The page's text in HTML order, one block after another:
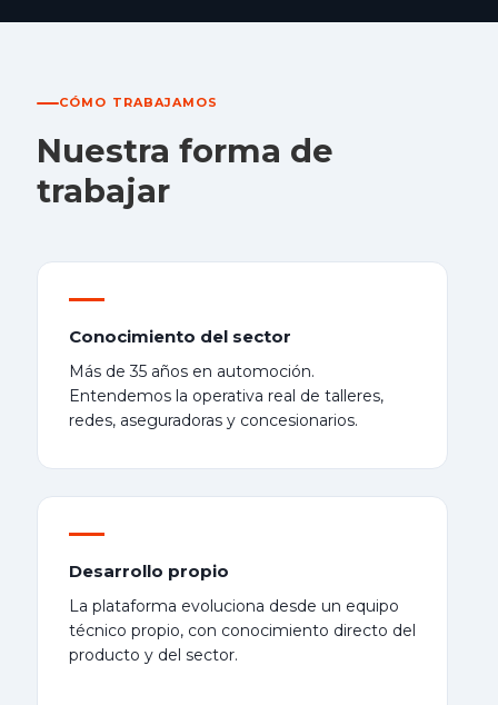
CÓMO TRABAJAMOS
Nuestra forma de
trabajar
Conocimiento del sector
Más de 35 años en automoción.
Entendemos la operativa real de talleres,
redes, aseguradoras y concesionarios.
Desarrollo propio
La plataforma evoluciona desde un equipo
técnico propio, con conocimiento directo del
producto y del sector.